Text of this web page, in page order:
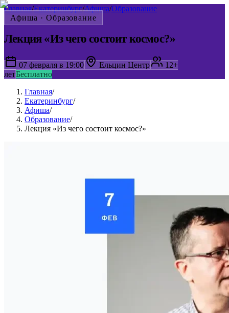
Главная/Екатеринбург/Афиша/Образование
Афиша · Образование
Лекция «Из чего состоит космос?»
07 февраля в 19:00 Ельцин Центр
12+
летБесплатно
Главная/
Екатеринбург/
Афиша/
Образование/
Лекция «Из чего состоит космос?»